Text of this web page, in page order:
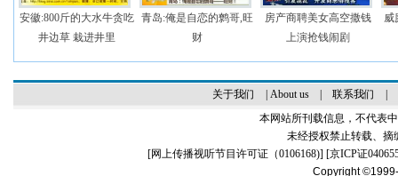
安徽:800斤的大水牛贪吃
井边草 栽进井里
青岛:俺是自恋的鹩哥,旺
财
房产商聘美女高空撒钱
上演抢钱闹剧
威
关于我们 About us| 联系我们
本网站所刊载信息，不代表
未经授权禁止转载、摘
[网上传播视听节目许可证（0106168)] [京ICP证
Copyright